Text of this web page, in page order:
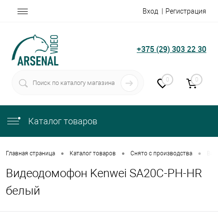
Вход Регистрация
+375 (29) 303 22 30
0 0
Каталог товаров
Главная страница • Каталог товаров • Снято с производства •
Видеодомофон Kenwei SA20C-PH-HR
белый